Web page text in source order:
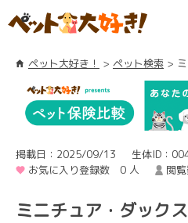
ペット大好き！ ペット検索
掲載日：2025/09/13
生体ID：
お気に入り登録数 0 人
閲
ミニチュア・ダック